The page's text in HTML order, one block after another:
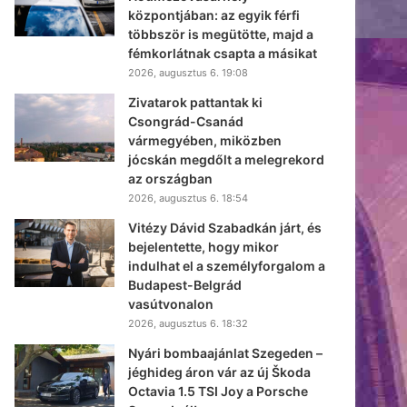
központjában: az egyik férfi
többször is megütötte, majd a
fémkorlátnak csapta a másikat
2026, augusztus 6. 19:08
Zivatarok pattantak ki
Csongrád-Csanád
vármegyében, miközben
jócskán megdőlt a melegrekord
az országban
2026, augusztus 6. 18:54
Vitézy Dávid Szabadkán járt, és
bejelentette, hogy mikor
indulhat el a személyforgalom a
Budapest-Belgrád
vasútvonalon
2026, augusztus 6. 18:32
Nyári bombaajánlat Szegeden –
jéghideg áron vár az új Škoda
Octavia 1.5 TSI Joy a Porsche